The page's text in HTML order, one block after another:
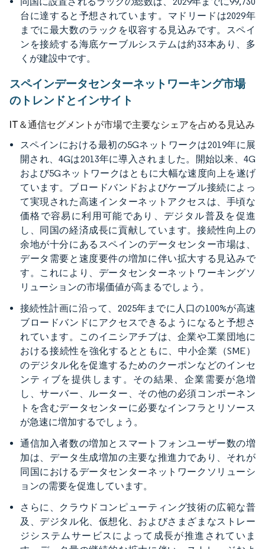
台に達すると予想されています。マドリードは2029年
までに最大数のラックを収容する見込みです。スペイ
ンを接続する海底ケーブルシステムは約33本あり、多
くが建設中です。
スペインデータセンターネットワーキング市場
のトレンドとインサイト
IT＆通信セグメントが市場で主要なシェアを占める見込み
スペインにおける最初の5Gネットワークは2019年に展
開され、4Gは2013年に導入されました。開始以来、4G
および5Gネットワークはともに大幅な速度向上を遂げ
ています。ブロードバンドおよびケーブル接続によっ
て実現された高速インターネットアクセスは、手頃な
価格で容易に利用可能であり、デジタル普及を促進
し、同国の経済成長に貢献しています。接続性向上の
余地が十分にあるスペインのデータセンター市場は、
データ需要と速度要件の増加に伴い拡大する見込みで
す。これにより、データセンターネットワーキングソ
リューションの市場価値が高まるでしょう。
接続性計画に沿って、2025年までに人口の100%が高速
ブロードバンドにアクセスできるようになると予想さ
れています。このイニシアチブは、企業や工業団地に
おける接続性を強化するとともに、中小企業（SME）
のデジタル化を促進するためのクーポンなどのインセ
ンティブを提供します。その結果、企業需要が急増
し、サーバー、ルーター、その他の必須コンポーネン
トを含むデータセンターに必要なインフラとリソース
が急速に増加するでしょう。
通信加入者数の増加とスマートフォンユーザー数の増
加は、データ生成増加の主要な推進力であり、それが
同国におけるデータセンターネットワークソリューシ
ョンの需要を促進しています。
さらに、クラウドコンピューティング技術の広範な普
及、デジタル化、仮想化、およびさまざまなストレー
ジシステムサービスによって成長が推進されていま